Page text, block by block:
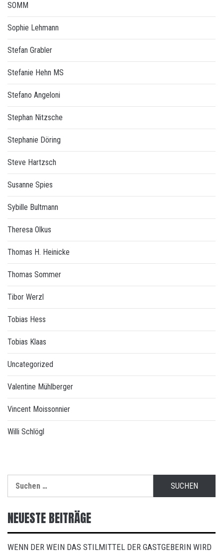
SOMM
Sophie Lehmann
Stefan Grabler
Stefanie Hehn MS
Stefano Angeloni
Stephan Nitzsche
Stephanie Döring
Steve Hartzsch
Susanne Spies
Sybille Bultmann
Theresa Olkus
Thomas H. Heinicke
Thomas Sommer
Tibor Werzl
Tobias Hess
Tobias Klaas
Uncategorized
Valentine Mühlberger
Vincent Moissonnier
Willi Schlögl
nach:
NEUESTE BEITRÄGE
WENN DER WEIN DAS STILMITTEL DER GASTGEBERIN WIRD